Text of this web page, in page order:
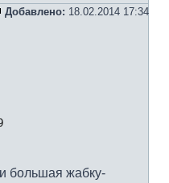
Добавлено: 18.02.2014 17:34
большая жабку-